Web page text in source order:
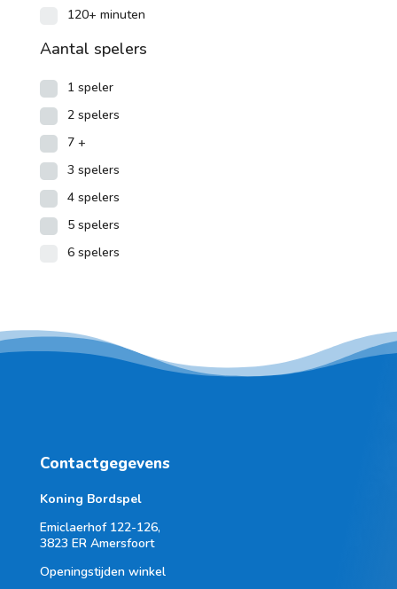
120+ minuten
Aantal spelers
1 speler
2 spelers
7 +
3 spelers
4 spelers
5 spelers
6 spelers
Contactgegevens
Koning Bordspel
Emiclaerhof 122-126,
3823 ER Amersfoort
Openingstijden winkel